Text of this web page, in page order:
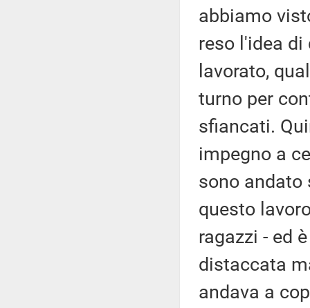
abbiamo
reso l'idea di
lavorato,
turno per
sfiancati.
impegno a
sono andato
questo
ragazzi - ed
distaccata
andava a